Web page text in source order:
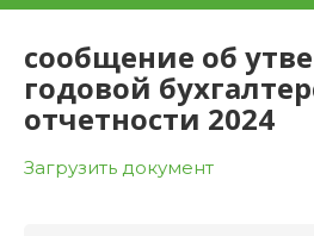
сообщение об
годовой
отчетности 2024
Загрузить документ